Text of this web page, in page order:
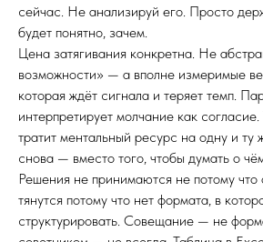
сейчас. Не анализируй его. Просто
будет понятно, зачем.
Цена затягивания конкретна. Не
возможности» — а вполне измеримые
которая ждёт сигнала и теряет темп.
интерпретирует молчание как
тратит ментальный ресурс на одну и ту
снова — вместо того, чтобы думать о
Решения не принимаются не потому
тянутся потому что нет формата, в
структурировать. Совещание — не